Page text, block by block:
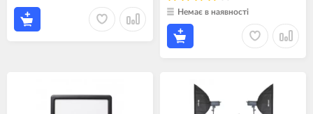
Немає в наявності